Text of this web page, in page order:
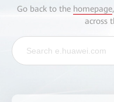
Go back to the homepage
across